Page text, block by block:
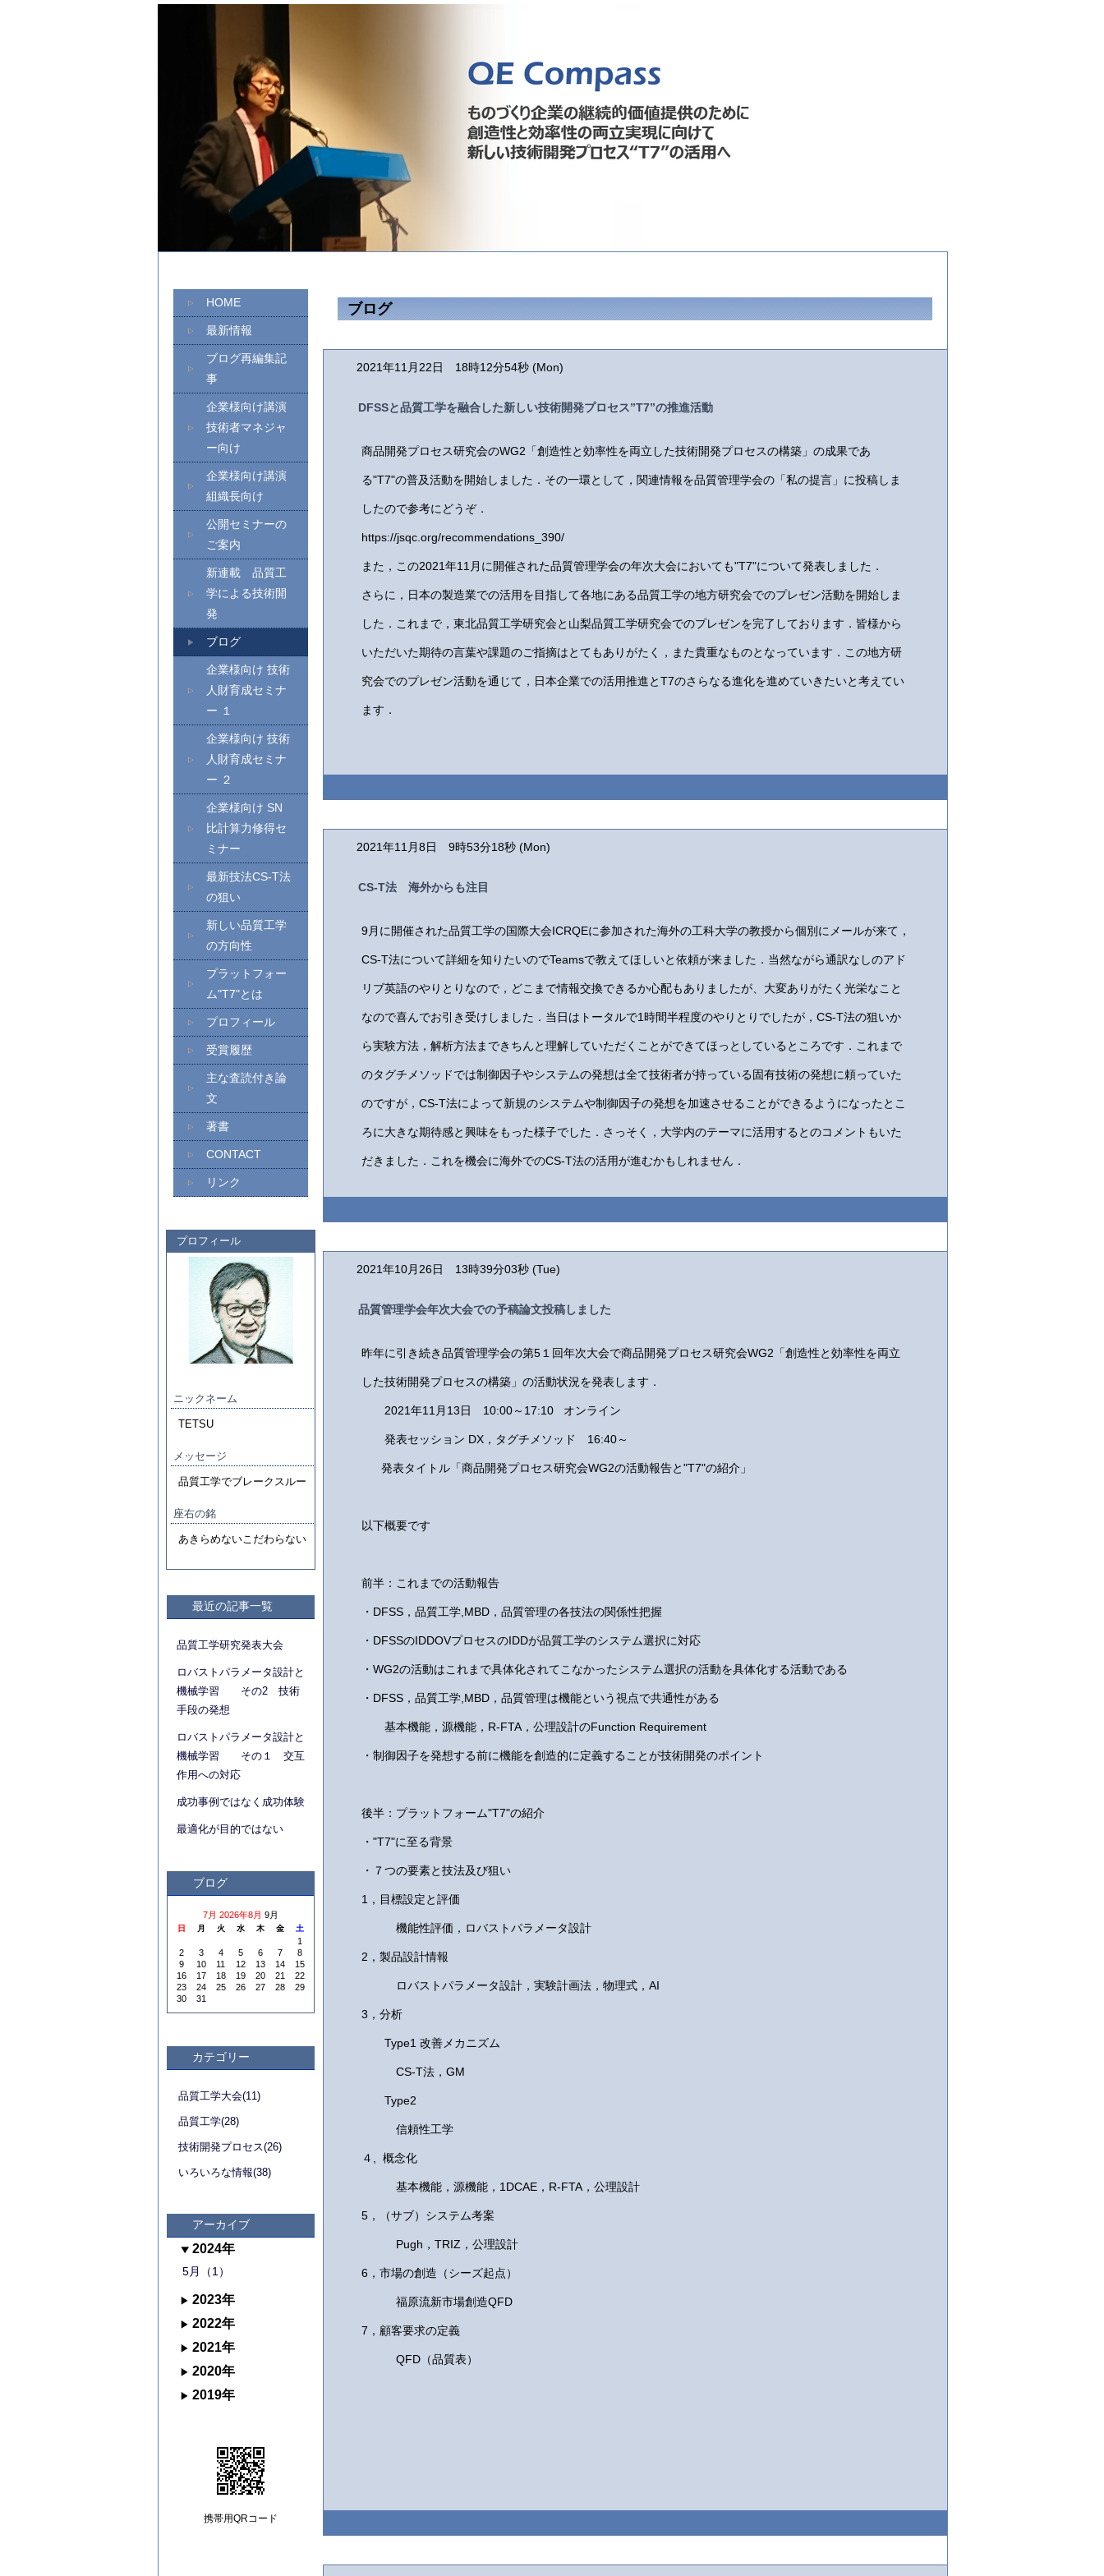
ブログ
2021年11月22日 18時12分54秒 (Mon)
DFSSと品質工学を融合した新しい技術開発プロセス”T7”の推進活動
商品開発プロセス研究会のWG2「創造性と効率性を両立した技術開発プロセスの構築」の成果であ
る"T7"の普及活動を開始しました．その一環として，関連情報を品質管理学会の「私の提言」に投稿しま
したので参考にどうぞ．
https://jsqc.org/recommendations_390/
また，この2021年11月に開催された品質管理学会の年次大会においても"T7"について発表しました．
さらに，日本の製造業での活用を目指して各地にある品質工学の地方研究会でのプレゼン活動を開始しま
した．これまで，東北品質工学研究会と山梨品質工学研究会でのプレゼンを完了しております．皆様から
いただいた期待の言葉や課題のご指摘はとてもありがたく，また貴重なものとなっています．この地方研
究会でのプレゼン活動を通じて，日本企業での活用推進とT7のさらなる進化を進めていきたいと考えてい
ます．
2021年11月8日 9時53分18秒 (Mon)
CS-T法 海外からも注目
9月に開催された品質工学の国際大会ICRQEに参加された海外の工科大学の教授から個別にメールが来て，
CS-T法について詳細を知りたいのでTeamsで教えてほしいと依頼が来ました．当然ながら通訳なしのアド
リブ英語のやりとりなので，どこまで情報交換できるか心配もありましたが、大変ありがたく光栄なこと
なので喜んでお引き受けしました．当日はトータルで1時間半程度のやりとりでしたが，CS-T法の狙いか
ら実験方法，解析方法まできちんと理解していただくことができてほっとしているところです．これまで
のタグチメソッドでは制御因子やシステムの発想は全て技術者が持っている固有技術の発想に頼っていた
のですが，CS-T法によって新規のシステムや制御因子の発想を加速させることができるようになったとこ
ろに大きな期待感と興味をもった様子でした．さっそく，大学内のテーマに活用するとのコメントもいた
だきました．これを機会に海外でのCS-T法の活用が進むかもしれません．
2021年10月26日 13時39分03秒 (Tue)
品質管理学会年次大会での予稿論文投稿しました
昨年に引き続き品質管理学会の第5１回年次大会で商品開発プロセス研究会WG2「創造性と効率性を両立
した技術開発プロセスの構築」の活動状況を発表します．
2021年11月13日 10:00～17:10 オンライン
発表セッション DX，タグチメソッド 16:40～
発表タイトル「商品開発プロセス研究会WG2の活動報告と"T7"の紹介」
以下概要です
前半：これまでの活動報告
・DFSS，品質工学,MBD，品質管理の各技法の関係性把握
・DFSSのIDDOVプロセスのIDDが品質工学のシステム選択に対応
・WG2の活動はこれまで具体化されてこなかったシステム選択の活動を具体化する活動である
・DFSS，品質工学,MBD，品質管理は機能という視点で共通性がある
基本機能，源機能，R-FTA，公理設計のFunction Requirement
・制御因子を発想する前に機能を創造的に定義することが技術開発のポイント
後半：プラットフォーム"T7"の紹介
・"T7"に至る背景
・７つの要素と技法及び狙い
1，目標設定と評価
機能性評価，ロバストパラメータ設計
2，製品設計情報
ロバストパラメータ設計，実験計画法，物理式，AI
3，分析
Type1 改善メカニズム
CS-T法，GM
Type2
信頼性工学
４, 概念化
基本機能，源機能，1DCAE，R-FTA，公理設計
5，（サブ）システム考案
Pugh，TRIZ，公理設計
6，市場の創造（シーズ起点）
福原流新市場創造QFD
7，顧客要求の定義
QFD（品質表）
HOME
最新情報
ブログ再編集記
事
企業様向け講演
技術者マネジャ
ー向け
企業様向け講演
組織長向け
公開セミナーの
ご案内
新連載 品質工
学による技術開
発
ブログ
企業様向け 技術
人財育成セミナ
ー １
企業様向け 技術
人財育成セミナ
ー ２
企業様向け SN
比計算力修得セ
ミナー
最新技法CS-T法
の狙い
新しい品質工学
の方向性
プラットフォー
ム"T7"とは
プロフィール
受賞履歴
主な査読付き論
文
著書
CONTACT
リンク
プロフィール
ニックネーム
TETSU
メッセージ
品質工学でブレークスルー
座右の銘
あきらめないこだわらない
最近の記事一覧
品質工学研究発表大会
ロバストパラメータ設計と
機械学習 その2 技術
手段の発想
ロバストパラメータ設計と
機械学習 その１ 交互
作用への対応
成功事例ではなく成功体験
最適化が目的ではない
ブログ
7月 2026年8月 9月
日 月 火 水 木 金 土
1
2
3 4 5 6 7
8
9
10 11 12 13 14
15
16
17 18 19 20 21
22
23
24 25 26 27 28
29
30
31
カテゴリー
品質工学大会(11)
品質工学(28)
技術開発プロセス(26)
いろいろな情報(38)
アーカイブ
2024年
5月（1）
2023年
2022年
2021年
2020年
2019年
携帯用QRコード